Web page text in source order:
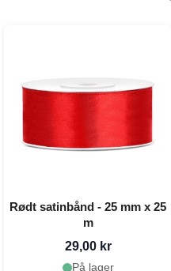
Rødt satinbånd - 25 mm x 25
m
29,00 kr
På lager